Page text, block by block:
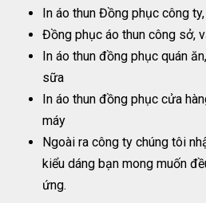
In áo thun Đồng phục công
Đồng phục áo thun công sở,
In áo thun đồng phục quán
sữa
In áo thun đồng phục cửa
máy
Ngoài ra công ty chúng tôi
kiểu dáng bạn mong muốn
ứng.